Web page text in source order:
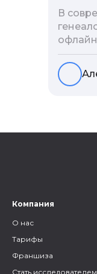
В
мы
то, как
Компания
О нас
Тарифы
Франшиза
Стать исследователем